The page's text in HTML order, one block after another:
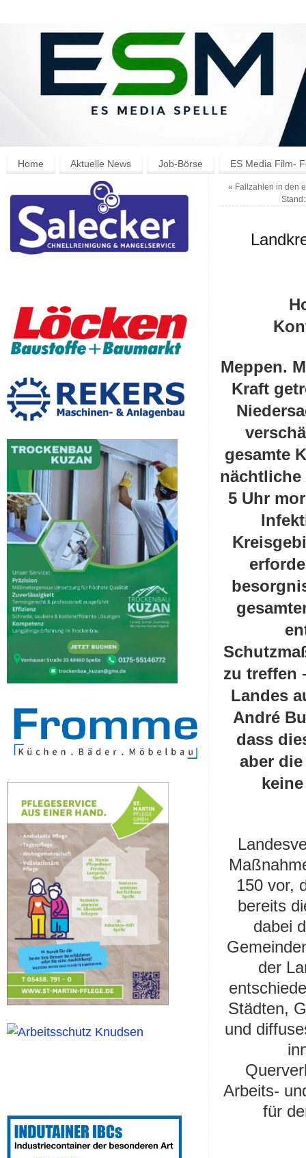
Home Aktuelle News Job-Börse ES Media Film-
« Fallzahlen in den
Meppen.
Kraft
gesamte
nächtliche
5 Uhr
zu treffen
Landes
André
dass
aber
150 vor,
bereits
dabei
der
Städten,
und
Arbeits-
für